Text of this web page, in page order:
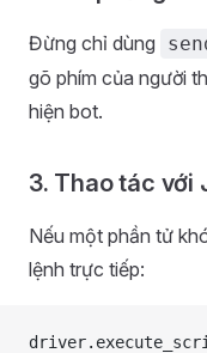
Đừng chỉ dùng
gõ phím của người
hiện bot.
3. Thao tác với
Nếu một phần tử
lệnh trực tiếp: